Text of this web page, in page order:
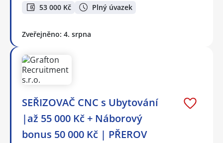
53 000 Kč Plný úvazek
Zveřejněno: 4. srpna
SEŘIZOVAČ CNC s Ubytování
|až 55 000 Kč + Náborový
bonus 50 000 Kč | PŘEROV